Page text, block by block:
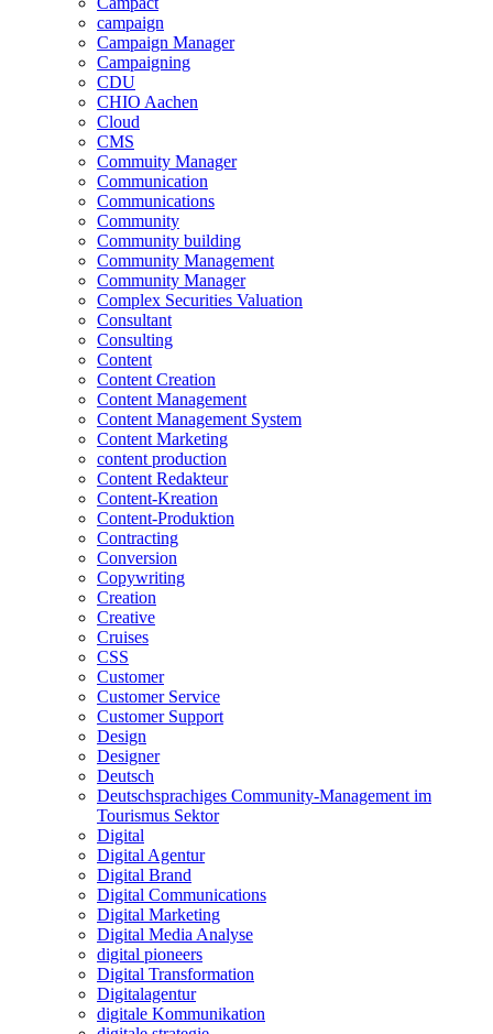
campaign
Campaign Manager
Campaigning
CDU
CHIO Aachen
Cloud
CMS
Commuity Manager
Communication
Communications
Community
Community building
Community Management
Community Manager
Complex Securities Valuation
Consultant
Consulting
Content
Content Creation
Content Management
Content Management System
Content Marketing
content production
Content Redakteur
Content-Kreation
Content-Produktion
Contracting
Conversion
Copywriting
Creation
Creative
Cruises
CSS
Customer
Customer Service
Customer Support
Design
Designer
Deutsch
Deutschsprachiges Community-Management im
Tourismus Sektor
Digital
Digital Agentur
Digital Brand
Digital Communications
Digital Marketing
Digital Media Analyse
digital pioneers
Digital Transformation
Digitalagentur
digitale Kommunikation